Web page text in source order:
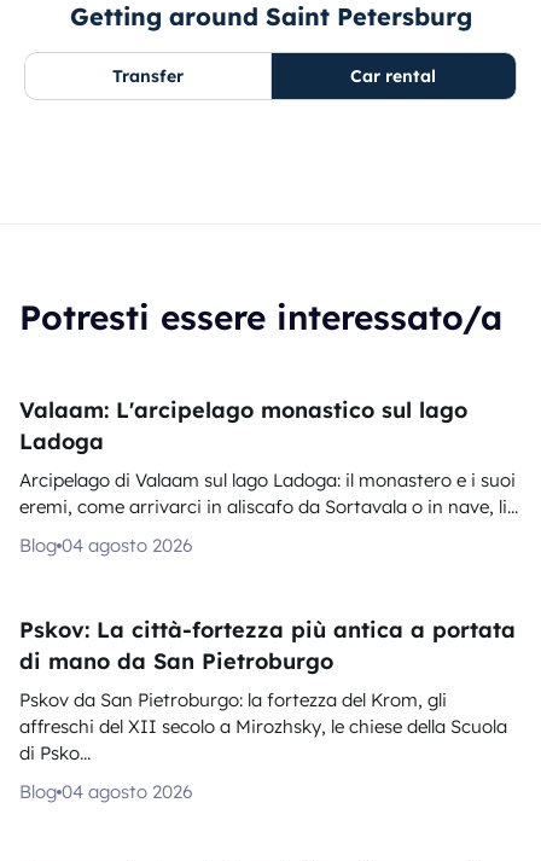
Getting around Saint Petersburg
Transfer Car rental
Potresti essere interessato/a
Valaam: L'arcipelago monastico sul lago
Ladoga
Arcipelago di Valaam sul lago Ladoga: il monastero e i suoi
eremi, come arrivarci in aliscafo da Sortavala o in nave, li...
Blog 04 agosto 2026
Pskov: La città-fortezza più antica a portata
di mano da San Pietroburgo
Pskov da San Pietroburgo: la fortezza del Krom, gli
affreschi del XII secolo a Mirozhsky, le chiese della Scuola
di Psko...
Blog 04 agosto 2026